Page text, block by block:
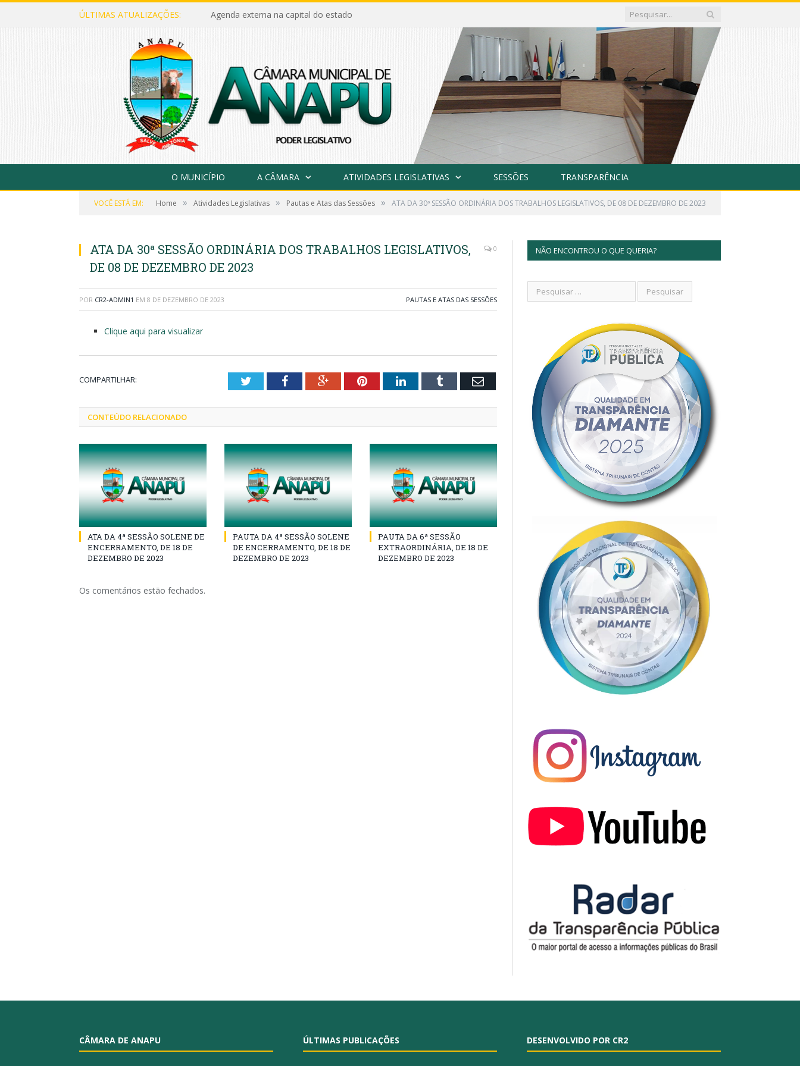
ÚLTIMAS ATUALIZAÇÕES: Agenda externa na capital do estado
O MUNICÍPIO A CÂMARA ATIVIDADES LEGISLATIVAS SESSÕES TRANSPARÊNCIA
VOCÊ ESTÁ EM: Home » Atividades Legislativas » Pautas e Atas das Sessões » ATA DA 30ª SESSÃO ORDINÁRIA DOS TRABALHOS LEGISLATIVOS, DE 08 DE DEZEMBRO DE 2023
ATA DA 30ª SESSÃO ORDINÁRIA DOS TRABALHOS LEGISLATIVOS,
DE 08 DE DEZEMBRO DE 2023
0
POR CR2-ADMIN1 EM 8 DE DEZEMBRO DE 2023 PAUTAS E ATAS DAS SESSÕES
Clique aqui para visualizar
COMPARTILHAR: TwitterFacebookGoogle+PinterestLinkedInTumblr Email
CONTEÚDO RELACIONADO
ATA DA 4ª SESSÃO SOLENE DE
ENCERRAMENTO, DE 18 DE
DEZEMBRO DE 2023
PAUTA DA 4ª SESSÃO SOLENE
DE ENCERRAMENTO, DE 18 DE
DEZEMBRO DE 2023
PAUTA DA 6ª SESSÃO
EXTRAORDINÁRIA, DE 18 DE
DEZEMBRO DE 2023
Os comentários estão fechados.
NÃO ENCONTROU O QUE QUERIA?
CÂMARA DE ANAPU ÚLTIMAS PUBLICAÇÕES DESENVOLVIDO POR CR2